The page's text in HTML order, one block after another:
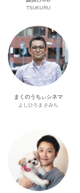
TSUKURU
まくのうちぃシネマ
よしひろまさみち